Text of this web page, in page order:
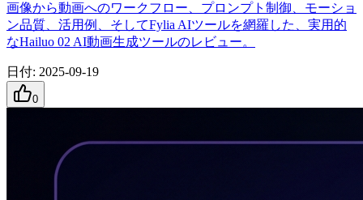
画像から動画へのワークフロー、プロンプト制御、モーショ
ン品質、活用例、そしてFylia AIツールを網羅した、実用的
なHailuo 02 AI動画生成ツールのレビュー。
日付: 2025-09-19
0